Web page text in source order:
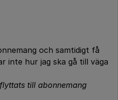
och samtidigt få
inte hur jag ska gå till väga
till abonnemang